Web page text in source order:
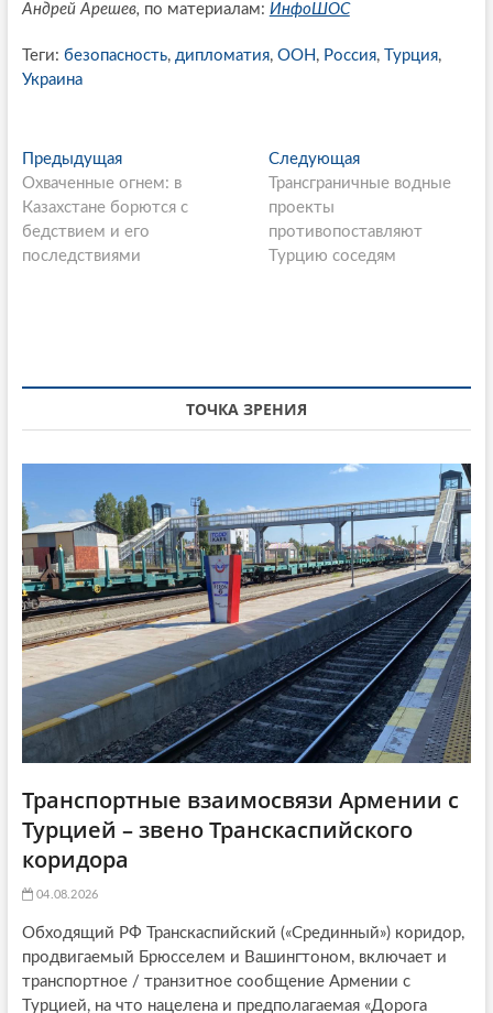
Андрей Арешев, по материалам: ИнфоШОС
Теги: безопасность, дипломатия, ООН , Россия, Турция,
Украина
P
o
s
t
v
t
i
o
n
ПредыдущаяП
р
е
д
ы
т
ь
я
:
Охваченные огнем: в
Казахстане борются с
бедствием и его
последствиями
Следующая
л
д
у
а
я
:
Трансграничные водные
проекты
противопоставляют
Турцию соседям
ТОЧКА ЗРЕНИЯ
Транспортные взаимосвязи Армении с
Турцией – звено Транскаспийского
коридора
04.08.2026
Обходящий РФ Транскаспийский («Срединный») коридор,
продвигаемый Брюсселем и Вашингтоном, включает и
транспортное / транзитное сообщение Армении с
Турцией, на что нацелена и предполагаемая «Дорога